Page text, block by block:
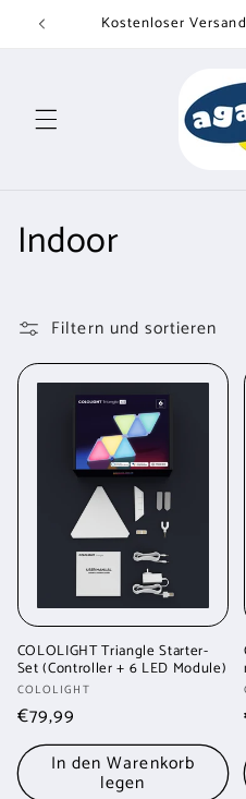
zum Kostenloser
K
t
e
e
:
Indoor
Filtern und sortieren
COLOLIGHT Triangle Starter-
Set (Controller + 6 LED Module)
Anbieter:
COLOLIGHT
Normaler
Preis
€79,99
In den Warenkorb
legen